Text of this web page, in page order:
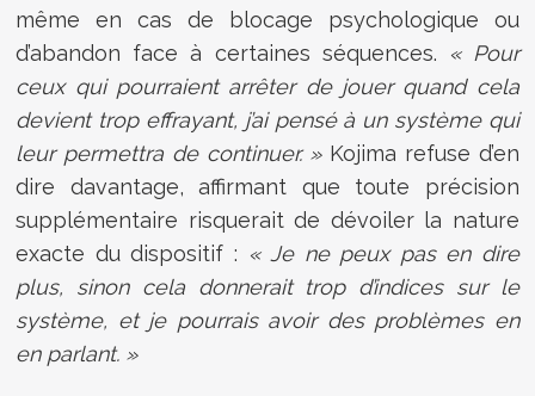
même en cas de blocage psychologique ou
d’abandon face à certaines séquences.
« Pour
ceux qui pourraient arrêter de jouer quand cela
devient trop effrayant, j’ai pensé à un système qui
leur permettra de continuer. » Kojima refuse d’en
dire davantage, affirmant que toute précision
supplémentaire risquerait de dévoiler la nature
exacte du dispositif : « Je ne peux pas en dire
plus, sinon cela donnerait trop d’indices sur le
système, et je pourrais avoir des problèmes en
en parlant. »